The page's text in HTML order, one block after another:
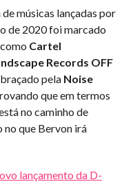
músicas lançadas por
de 2020 foi marcado
Cartel
Records OFF
pela Noise
que em termos
no caminho de
no que Bervon irá
lançamento da D-